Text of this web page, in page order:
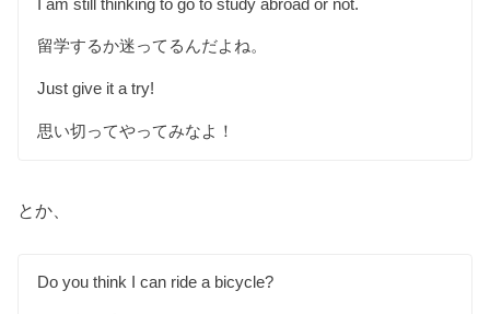
I am still thinking to go to study abroad or not.
留学するか迷ってるんだよね。
Just give it a try!
思い切ってやってみなよ！
とか、
Do you think I can ride a bicycle?